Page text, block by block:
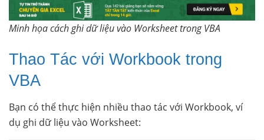
Minh họa cách ghi dữ liệu vào Worksheet trong VBA
Thao Tác với Workbook trong
VBA
Bạn có thể thực hiện nhiều thao tác với Workbook, ví
dụ ghi dữ liệu vào Worksheet: